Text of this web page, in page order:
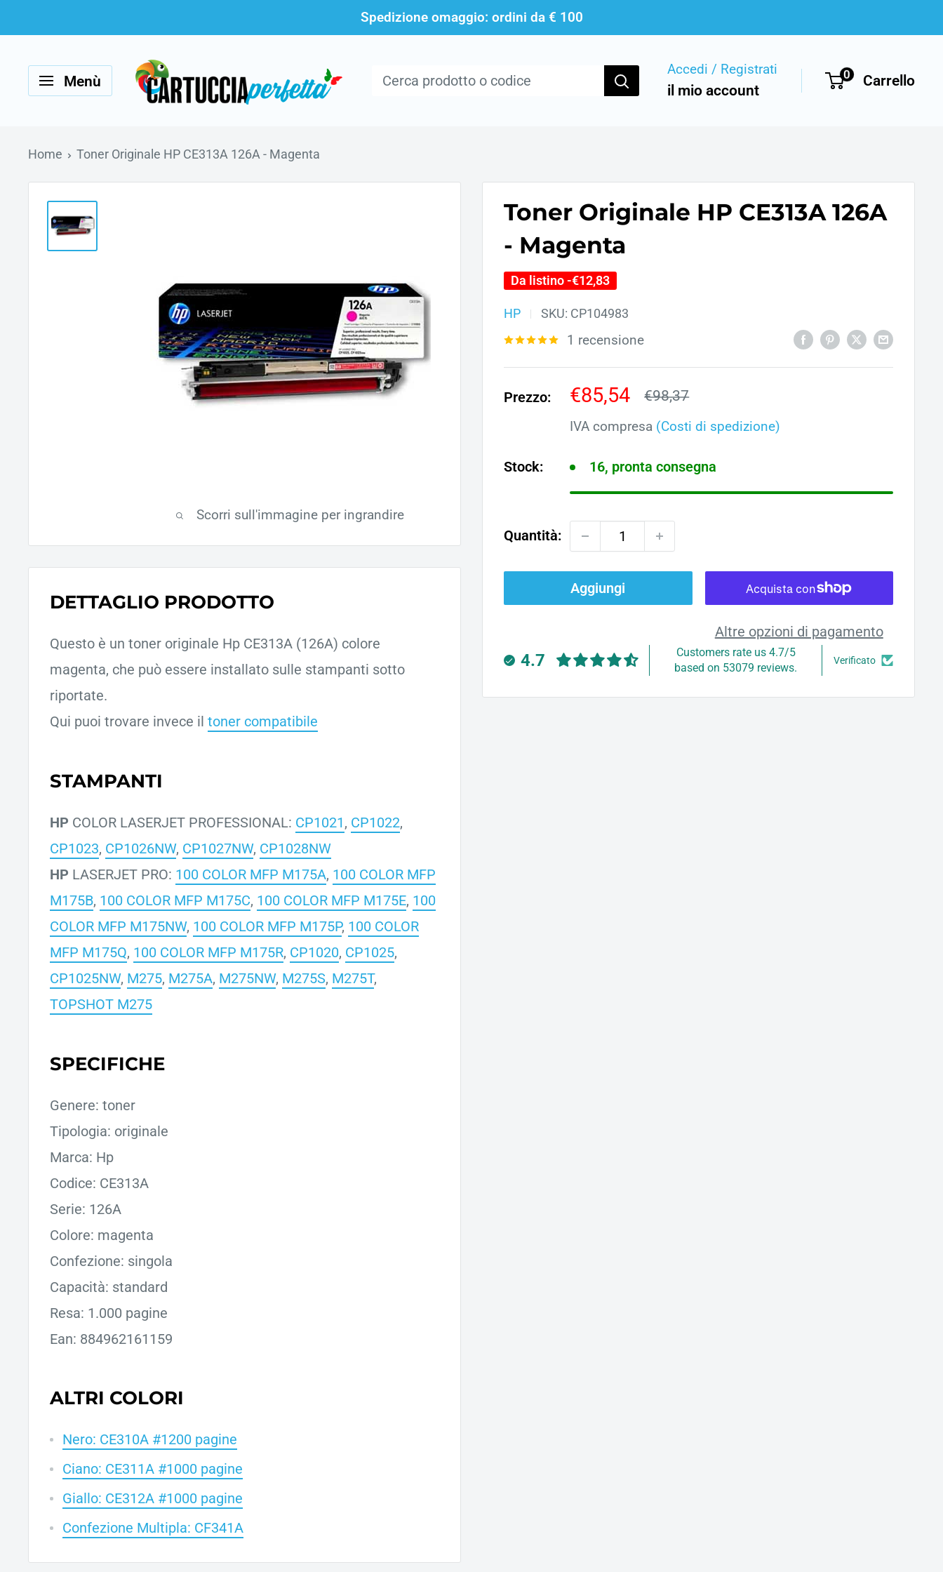
al
contenuto
Spedizione omaggio: ordini da € 100
Menù
Cartucciaperfetta Accedi / Registrati
il mio account
0 Carrello
Home Toner Originale HP CE313A 126A - Magenta
Scorri sull'immagine per ingrandire
Toner Originale HP CE313A 126A
- Magenta
Da listino -€12,83
HP SKU: CP104983
1 recensione
Prezzo:
Prezzo
scontato
€85,54 Prezzo
€98,37
IVA compresa (Costi di spedizione)
Stock: 16, pronta consegna
Quantità:
Aggiungi
Altre opzioni di pagamento
4.7
Customers rate us 4.7/5
based on 53079 reviews.
Verificato
DETTAGLIO PRODOTTO
Questo è un toner originale Hp CE313A (126A) colore
magenta, che può essere installato sulle stampanti sotto
riportate.
Qui puoi trovare invece il toner compatibile
STAMPANTI
HP COLOR LASERJET PROFESSIONAL: CP1021, CP1022,
CP1023, CP1026NW, CP1027NW, CP1028NW
HP LASERJET PRO: 100 COLOR MFP M175A, 100 COLOR MFP
M175B, 100 COLOR MFP M175C, 100 COLOR MFP M175E, 100
COLOR MFP M175NW, 100 COLOR MFP M175P, 100 COLOR
MFP M175Q, 100 COLOR MFP M175R, CP1020, CP1025,
CP1025NW, M275, M275A, M275NW, M275S, M275T,
TOPSHOT M275
SPECIFICHE
Genere: toner
Tipologia: originale
Marca: Hp
Codice: CE313A
Serie: 126A
Colore: magenta
Confezione: singola
Capacità: standard
Resa: 1.000 pagine
Ean: 884962161159
ALTRI COLORI
Nero: CE310A #1200 pagine
Ciano: CE311A #1000 pagine
Giallo: CE312A #1000 pagine
Confezione Multipla: CF341A